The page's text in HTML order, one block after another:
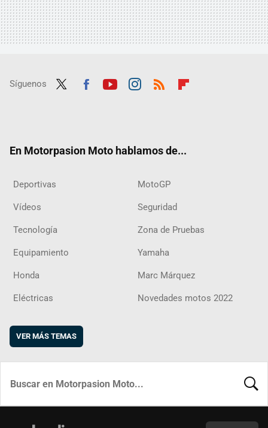
Síguenos
En Motorpasion Moto hablamos de...
Deportivas MotoGP
Vídeos Seguridad
Tecnología Zona de Pruebas
Equipamiento Yamaha
Honda Marc Márquez
Eléctricas Novedades motos 2022
VER MÁS TEMAS